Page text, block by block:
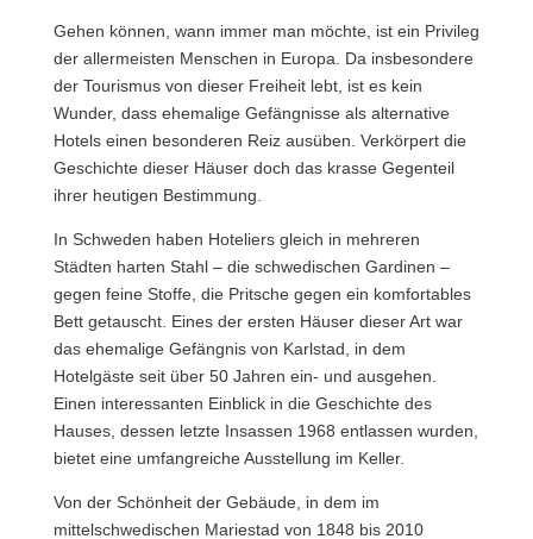
Gehen können, wann immer man möchte, ist ein Privileg
der allermeisten Menschen in Europa. Da insbesondere
der Tourismus von dieser Freiheit lebt, ist es kein
Wunder, dass ehemalige Gefängnisse als alternative
Hotels einen besonderen Reiz ausüben. Verkörpert die
Geschichte dieser Häuser doch das krasse Gegenteil
ihrer heutigen Bestimmung.
In Schweden haben Hoteliers gleich in mehreren
Städten harten Stahl – die schwedischen Gardinen –
gegen feine Stoffe, die Pritsche gegen ein komfortables
Bett getauscht. Eines der ersten Häuser dieser Art war
das ehemalige Gefängnis von Karlstad, in dem
Hotelgäste seit über 50 Jahren ein- und ausgehen.
Einen interessanten Einblick in die Geschichte des
Hauses, dessen letzte Insassen 1968 entlassen wurden,
bietet eine umfangreiche Ausstellung im Keller.
Von der Schönheit der Gebäude, in dem im
mittelschwedischen Mariestad von 1848 bis 2010